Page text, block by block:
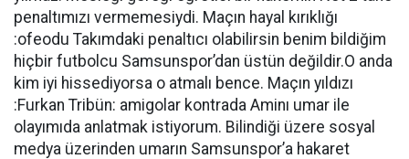
penaltımızı vermemesiydi. Maçın hayal kırıklığı
:ofeodu Takımdaki penaltıcı olabilirsin benim bildiğim
hiçbir futbolcu Samsunspor’dan üstün değildir.O anda
kim iyi hissediyorsa o atmalı bence. Maçın yıldızı
:Furkan Tribün: amigolar kontrada Aminı umar ile
olayımıda anlatmak istiyorum. Bilindiği üzere sosyal
medya üzerinden umarın Samsunspor’a hakaret